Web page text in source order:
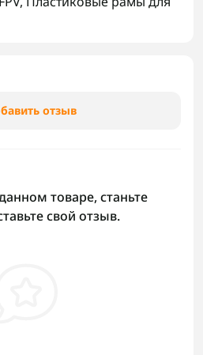
отзыв
товаре, станьте
свой отзыв.